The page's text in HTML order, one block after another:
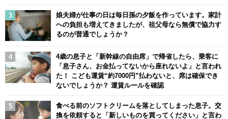
娘夫婦が仕事の日は毎日孫の夕飯を作っています。家計
への負担も増えてきましたが、祖父母なら無償で協力す
るのが普通でしょうか？
4歳の息子と「新幹線の自由席」で帰省したら、乗客に
「息子さん、お金払ってないから座れないよ」と言われ
た！ こども運賃“約7000円”払わないと、席は確保でき
ないでしょうか？ 運賃ルールを確認
食べる前のソフトクリームを落としてしまった息子。交
換を依頼すると「新しいものを買ってください」と言わ